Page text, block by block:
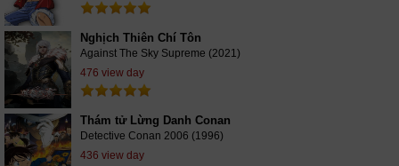
Nghịch Thiên Chí Tôn
Against The Sky Supreme (2021)
476 view day
Thám tử Lừng Danh Conan
Detective Conan 2006 (1996)
436 view day